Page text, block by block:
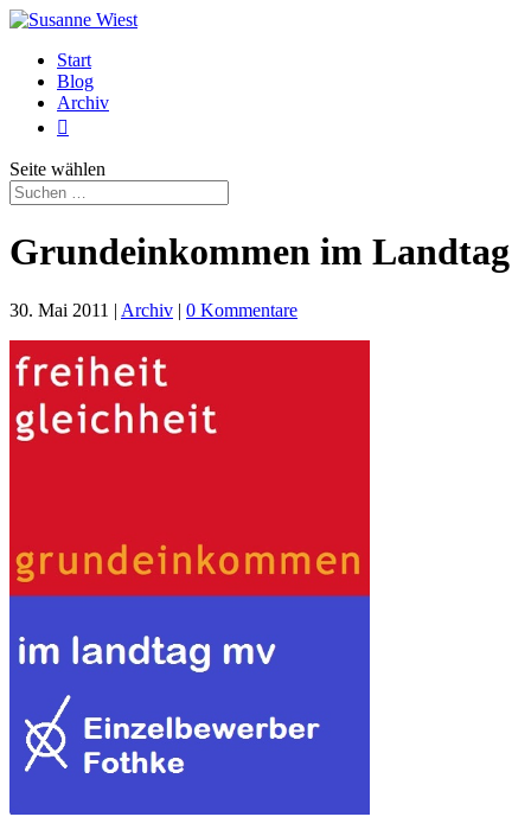
Start
Blog
Archiv

Seite wählen
Grundeinkommen im Landtag
30. Mai 2011 | Archiv | 0 Kommentare